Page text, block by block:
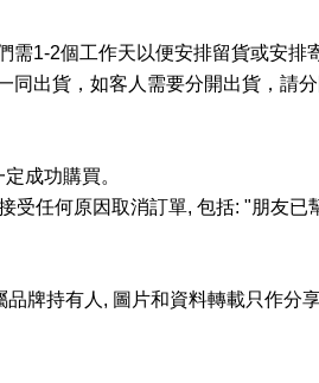
需1-2個工作天以便安排留貨或安排
出貨，如客人需要分開出貨，請分
定成功購買。
受任何原因取消訂單, 包括: "朋友已
品牌持有人 , 圖片和資料轉載只作分